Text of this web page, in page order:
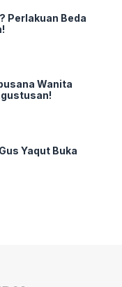
Perlakuan Beda
Wanita
Yaqut Buka